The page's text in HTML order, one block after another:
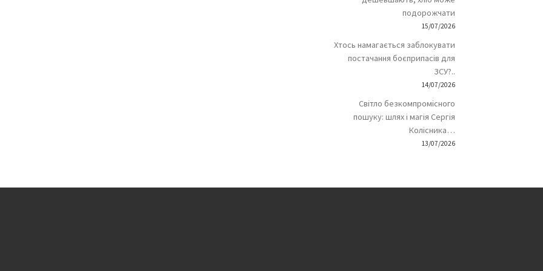
подорожчати
15/07/2026
Хтось намагається заблокувати
постачання боєприпасів для
ЗСУ?..
14/07/2026
Світло безкомпромісного
пошуку: шлях і магія Сергія
Колісника…
13/07/2026